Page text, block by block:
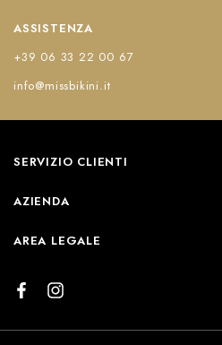
ASSISTENZA
+39 06 33 22 00 67
info@missbikini.it
SERVIZIO CLIENTI
AZIENDA
AREA LEGALE